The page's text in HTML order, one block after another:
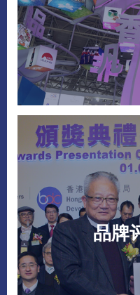
品牌